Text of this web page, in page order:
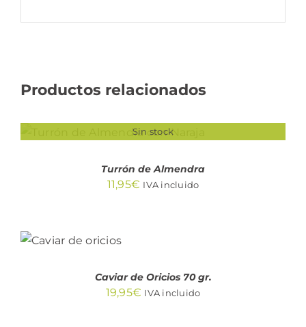
Productos relacionados
Sin stock
DETALLES
Turrón de Almendra
11,95€ IVA incluido
CARRITO
Caviar de Oricios 70 gr.
19,95€ IVA incluido